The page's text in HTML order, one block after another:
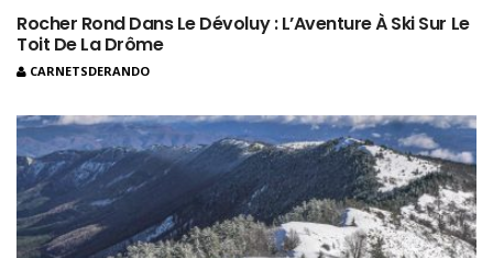
Rocher Rond Dans Le Dévoluy : L’Aventure À Ski Sur Le
Toit De La Drôme
CARNETSDERANDO